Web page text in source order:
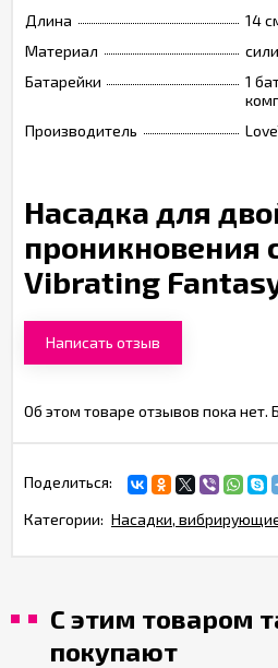
Длина
14
Материал
Батарейки
1
Производитель
Насадка для
проникновения
Vibrating
Написать отзыв
Об этом товаре отзывов пока нет.
Поделиться:
Категории: Насадки,
С этим товаром
покупают